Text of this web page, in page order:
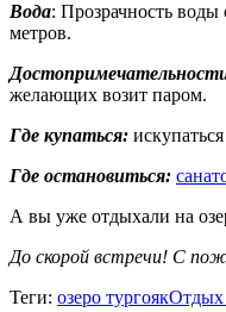
Вода: Прозрачность воды
метров.
желающих возит паром.
Где купаться:
Где остановиться:
А вы уже отдыхали на
До скорой встречи! С
Теги: озеро тургоякОтдых